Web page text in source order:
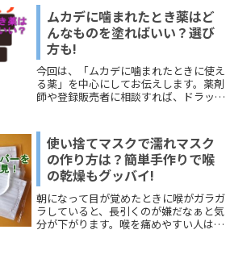
必要な会でのゲーム、コンパでやる、婚
活でやる、といった感じです。自分に関
するクイズは、自分のことを知ってもら
うことができるので、さまざまな場面で
応用できます。誰が私のことを一番理解
しているか？そんなドキドキする場面で
も楽しめます。今回は、何かのきっかけ
で「自分に関するクイズを作らないとい
ついてお伝えしますね。
ムカデに噛まれたとき薬はど
んなものを塗ればいい？選び
方も!
今回は、「ムカデに噛まれたときに使え
る薬」を中心にしてお伝えします。薬剤
師や登録販売者に相談すれば、ドラッグ
い。使い捨てマスクで濡れマスク
の作り方は？簡単手作りで喉
の乾燥もグッバイ!
朝になって目が覚めたときに喉がガラガ
ラしていると、長引くのが嫌だなぁと気
分が下がります。喉を痛めやすい人は、